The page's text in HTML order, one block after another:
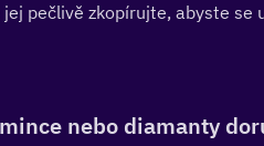
pečlivě zkopírujte, abyste
nebo diamanty